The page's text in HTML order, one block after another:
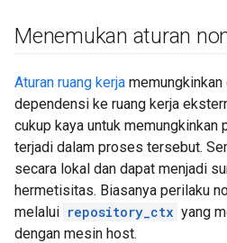
Menemukan aturan
Aturan ruang kerja
dependensi ke ruang kerja
cukup kaya untuk memungkinkan
terjadi dalam proses tersebut.
secara lokal dan dapat menjadi
hermetisitas. Biasanya perilaku
melalui repository_ctx yang
dengan mesin host.